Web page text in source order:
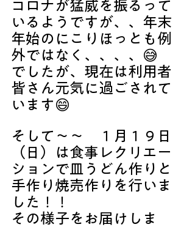
コロナが猛威を振るって
いるようですが、、年末
年始のにこりほっとも例
外ではなく、、、、😅
でしたが、現在は利用者
皆さん元気に過ごされて
います😄
そして〜〜　１月１９日
（日）は食事レクリエー
ションで皿うどん作りと
手作り焼売作りを行いま
した！！
その様子をお届けしま